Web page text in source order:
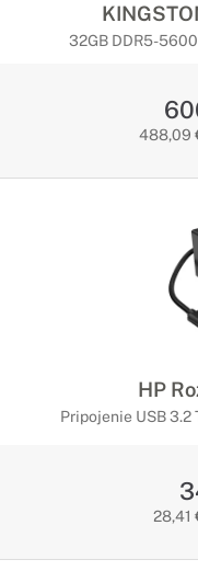
32GB DDR5-
488,09
HP
Pripojenie USB 3.2
28,41